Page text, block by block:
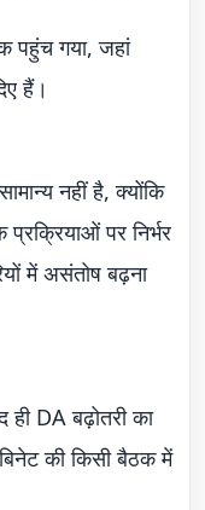
पहुंच गया, जहां
हैं।
नहीं है, क्योंकि
पर निर्भर
में असंतोष बढ़ना
DA बढ़ोतरी का
की किसी बैठक में